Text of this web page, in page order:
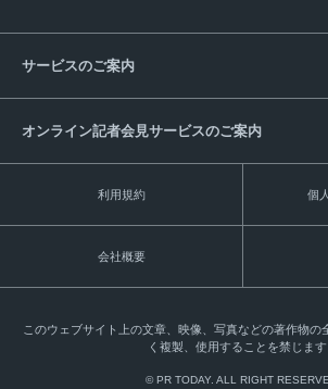
サービスのご案内
オンライン記者会見サービスのご案内
利用規約 個
会社概要
このウェブサイト上の文章、映像、写真などの著作物の
く複製、使用することを禁じます
© PR TODAY. ALL RIGHT